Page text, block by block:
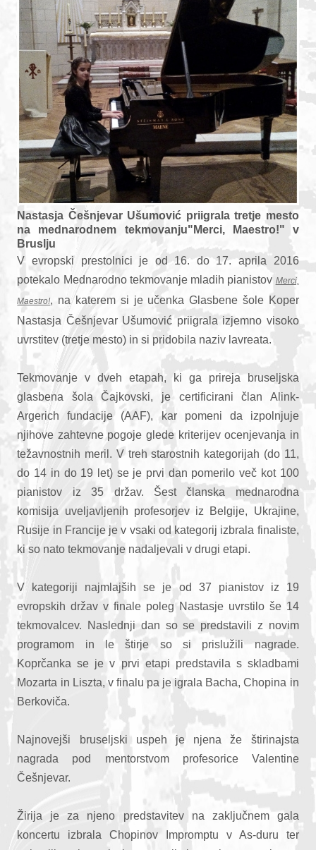
Nastasja Češnjevar Ušumović priigrala tretje mesto
na mednarodnem tekmovanju"Merci, Maestro!" v
Bruslju
V evropski prestolnici je od 16. do 17. aprila 2016
potekalo Mednarodno tekmovanje mladih pianistov Merci,
Maestro!, na katerem si je učenka Glasbene šole Koper
Nastasja Češnjevar Ušumović priigrala izjemno visoko
uvrstitev (tretje mesto) in si pridobila naziv lavreata.
Tekmovanje v dveh etapah, ki ga prireja bruseljska
glasbena šola Čajkovski, je certificirani član Alink-
Argerich fundacije (AAF), kar pomeni da izpolnjuje
njihove zahtevne pogoje glede kriterijev ocenjevanja in
težavnostnih meril. V treh starostnih kategorijah (do 11,
do 14 in do 19 let) se je prvi dan pomerilo več kot 100
pianistov iz 35 držav. Šest članska mednarodna
komisija uveljavljenih profesorjev iz Belgije, Ukrajine,
Rusije in Francije je v vsaki od kategorij izbrala finaliste,
ki so nato tekmovanje nadaljevali v drugi etapi.
V kategoriji najmlajših se je od 37 pianistov iz 19
evropskih držav v finale poleg Nastasje uvrstilo še 14
tekmovalcev. Naslednji dan so se predstavili z novim
programom in le štirje so si prislužili nagrade.
Koprčanka se je v prvi etapi predstavila s skladbami
Mozarta in Liszta, v finalu pa je igrala Bacha, Chopina in
Berkoviča.
Najnovejši bruseljski uspeh je njena že štirinajsta
nagrada pod mentorstvom profesorice Valentine
Češnjevar.
Žirija je za njeno predstavitev na zaključnem gala
koncertu izbrala Chopinov Impromptu v As-duru ter